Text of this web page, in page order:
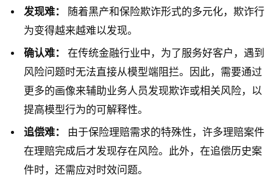
发现难：
随着黑产和保险欺诈形式的多元化，欺诈行
为变得越来越难以发现。
确认难：
在传统金融行业中，为了服务好客户，遇到
风险问题时无法直接从模型端阻拦。因此，需要通过
更多的画像来辅助业务人员发现欺诈或相关风险，以
提高模型行为的可解释性。
追偿难：
由于保险理赔需求的特殊性，许多理赔案件
在理赔完成后才发现存在风险。此外，在追偿历史案
件时，还需应对时效问题。